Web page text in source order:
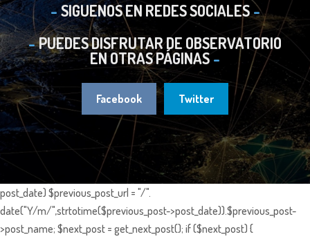
SIGUENOS EN REDES SOCIALES
PUEDES DISFRUTAR DE OBSERVATORIO
EN OTRAS PÁGINAS
Facebook Twitter
post_date) $previous_post_url = "/".
date("Y/m/",strtotime($previous_post->post_date)).$previous_post-
>post_name; $next_post = get_next_post(); if ($next_post) {